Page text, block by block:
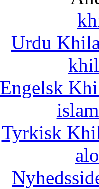
Urdu
Engelsk
Tyrkisk